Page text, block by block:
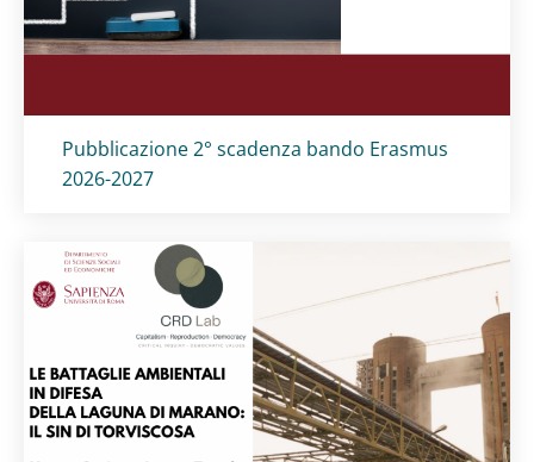
Titolo card:
Pubblicazione 2° scadenza bando Erasmus
2026-2027